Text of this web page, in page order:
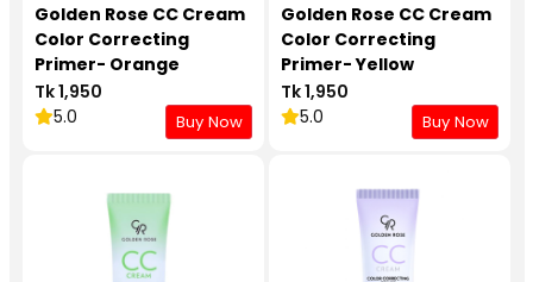
Golden Rose CC Cream
Color Correcting
Primer- Orange
Tk 1,950
5.0
Buy Now
Golden Rose CC Cream
Color Correcting
Primer- Yellow
Tk 1,950
5.0
Buy Now